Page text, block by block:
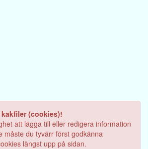
(cookies)!
att lägga till eller redigera information
måste du tyvärr först godkänna
längst upp på sidan.